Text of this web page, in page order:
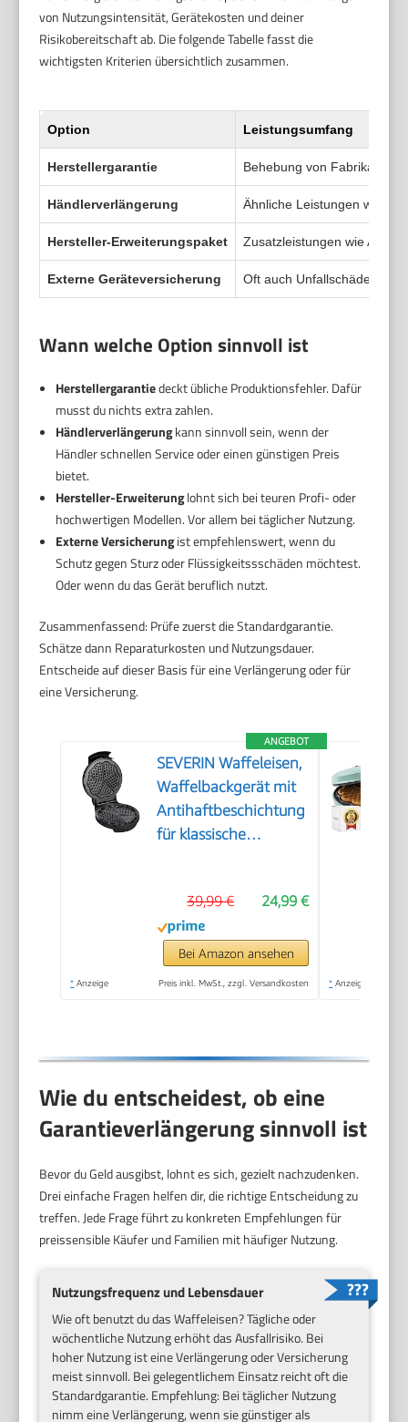
von Nutzungsintensität, Gerätekosten und deiner
Risikobereitschaft ab. Die folgende Tabelle fasst die
wichtigsten Kriterien übersichtlich zusammen.
Option Leistungsumfang
Herstellergarantie Behebung von
Händlerverlängerung Ähnliche Leistungen wie
Hersteller-Erweiterungspaket Zusatzleistungen wie
Externe Geräteversicherung Oft auch Unfallschäden,
Wann welche Option sinnvoll ist
Herstellergarantiedeckt übliche Produktionsfehler. Dafür
musst du nichts extra zahlen.
Händlerverlängerungkann sinnvoll sein, wenn der
Händler schnellen Service oder einen günstigen Preis
bietet.
Hersteller-Erweiterunglohnt sich bei teuren Profi- oder
hochwertigen Modellen. Vor allem bei täglicher Nutzung.
Externe Versicherungist empfehlenswert, wenn du
Schutz gegen Sturz oder Flüssigkeitssschäden möchtest.
Oder wenn du das Gerät beruflich nutzt.
Zusammenfassend: Prüfe zuerst die Standardgarantie.
Schätze dann Reparaturkosten und Nutzungsdauer.
Entscheide auf dieser Basis für eine Verlängerung oder für
eine Versicherung.
ANGEBOT
SEVERIN Waffeleisen,
Waffelbackgerät mit
Antihaftbeschichtung
für klassische
praktisch, ca. 1.300 W
Leistung,
schwarz/Edelstal, WA
2103
24,99 €
39,99 €
Bei Amazon ansehen
* Anzeige Preis inkl. MwSt., zzgl. Versandkosten * Anzeige
Wie du entscheidest, ob eine
Garantieverlängerung sinnvoll ist
Bevor du Geld ausgibst, lohnt es sich, gezielt nachzudenken.
Drei einfache Fragen helfen dir, die richtige Entscheidung zu
treffen. Jede Frage führt zu konkreten Empfehlungen für
preissensible Käufer und Familien mit häufiger Nutzung.
Nutzungsfrequenz und Lebensdauer
Wie oft benutzt du das Waffeleisen? Tägliche oder
wöchentliche Nutzung erhöht das Ausfallrisiko. Bei
hoher Nutzung ist eine Verlängerung oder Versicherung
meist sinnvoll. Bei gelegentlichem Einsatz reicht oft die
Standardgarantie. Empfehlung: Bei täglicher Nutzung
nimm eine Verlängerung, wenn sie günstiger als